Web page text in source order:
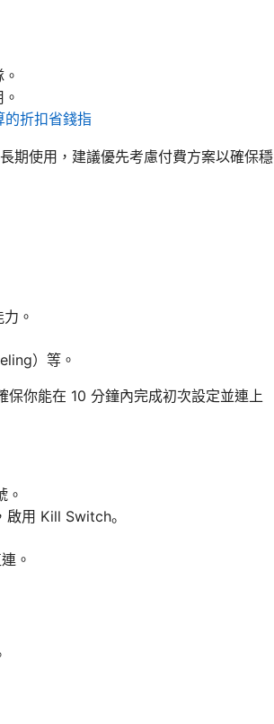
折扣省錢指
期使用，建議優先考慮付費方案以確保穩
。
）等。
你能在 10 分鐘內完成初次設定並連上
。
用 Kill Switch。
。